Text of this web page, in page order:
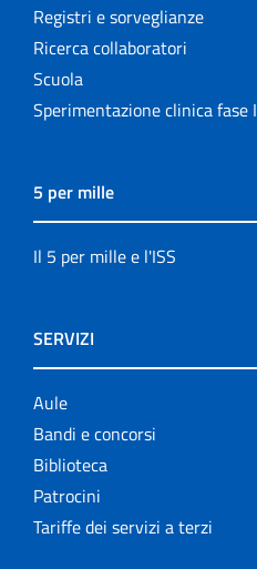
Registri e sorveglianze
Ricerca collaboratori
Scuola
Sperimentazione clinica fase I
5 per mille
Il 5 per mille e l'ISS
SERVIZI
Aule
Bandi e concorsi
Biblioteca
Patrocini
Tariffe dei servizi a terzi